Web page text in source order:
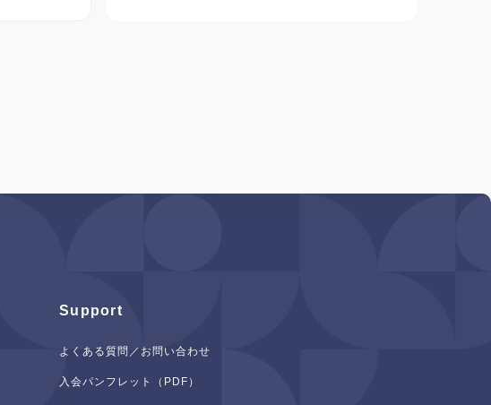
Support
よくある質問／お問い合わせ
入会パンフレット（PDF）